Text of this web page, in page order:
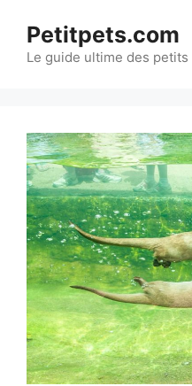
contenu
Petitpets.com
Le guide ultime des petits